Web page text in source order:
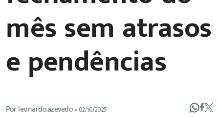
mês sem atrasos
e pendências
Porleonardo.azevedo•02/10/2025